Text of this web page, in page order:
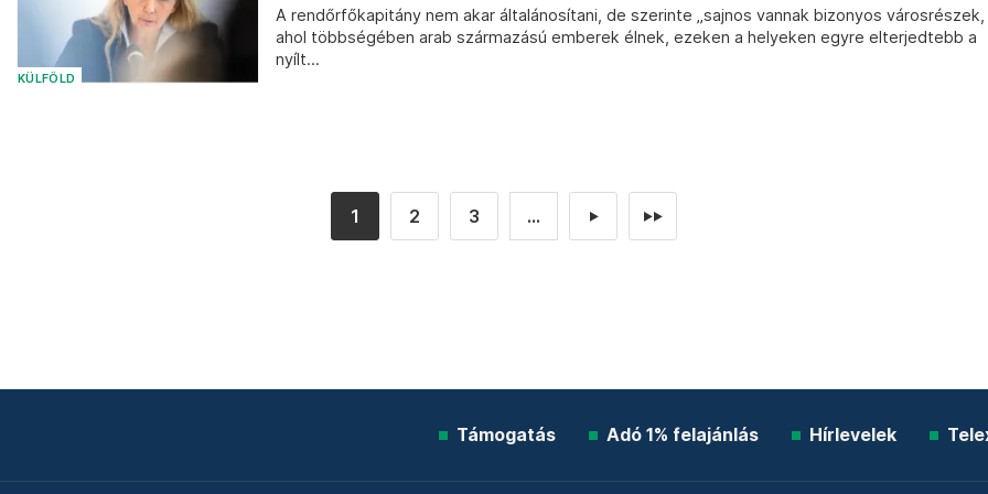
KÜLFÖLD
A rendőrfőkapitány nem akar általánosítani, de szerinte „sajnos vannak bizonyos városrészek,
ahol többségében arab származású emberek élnek, ezeken a helyeken egyre elterjedtebb a
nyílt...
1 2 3 ... ► ►►
Támogatás Adó 1% felajánlás Hírlevelek